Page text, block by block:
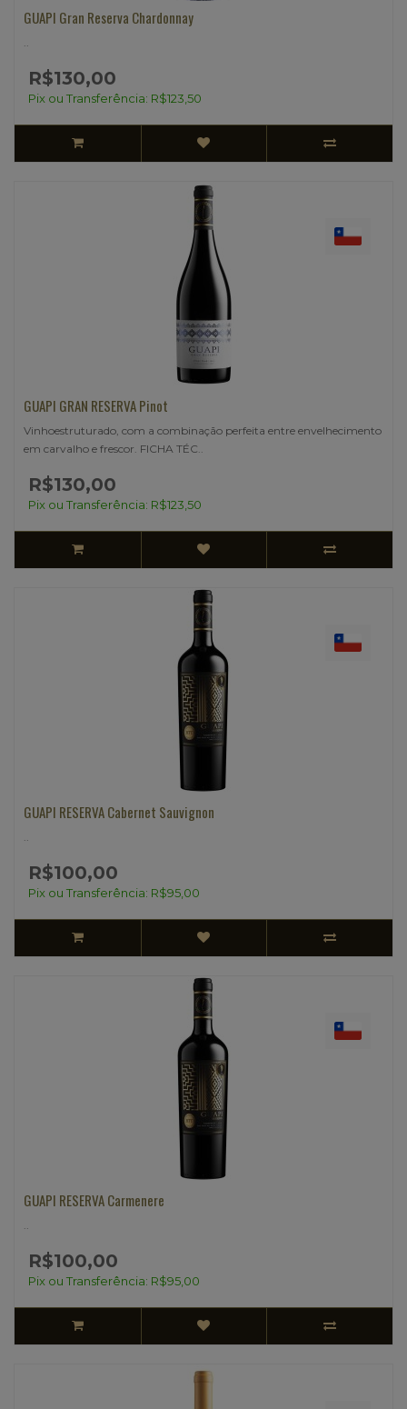
GUAPI Gran Reserva Chardonnay
R$130,00
Pix ou Transferência: R$123,50
GUAPI GRAN RESERVA Pinot
Vinhoestruturado, com a combinação perfeita entre envelhecimento
em carvalho e frescor. FICHA TÉC..
R$130,00
Pix ou Transferência: R$123,50
GUAPI RESERVA Cabernet Sauvignon
R$100,00
Pix ou Transferência: R$95,00
GUAPI RESERVA Carmenere
R$100,00
Pix ou Transferência: R$95,00